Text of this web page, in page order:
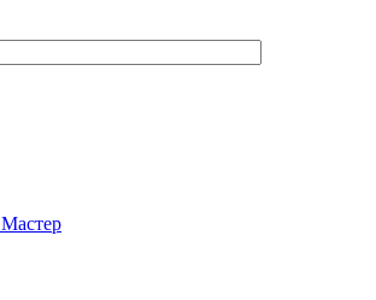
Мастер